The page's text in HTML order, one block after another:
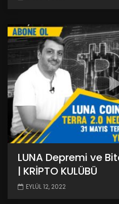
LUNA Depremi ve
| KRİPTO KULÜBÜ
EYLÜL 12, 2022